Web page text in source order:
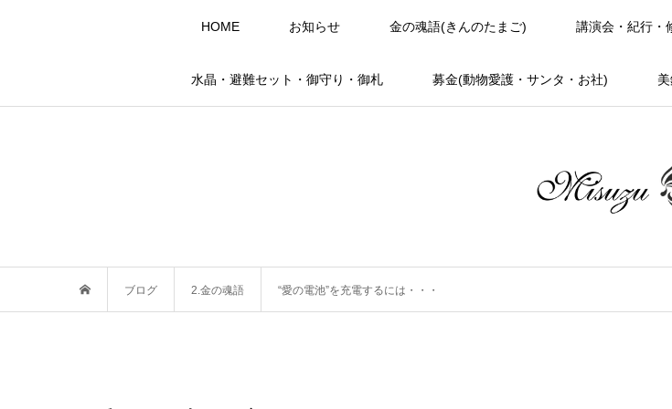
HOME お知らせ 金の魂語(きんのたまご) 講演会・紀行・
水晶・避難セット・御守り・御札 募金(動物愛護・サンタ・お社)
ブログ 2.金の魂語 “愛の電池”を充電するには・・・